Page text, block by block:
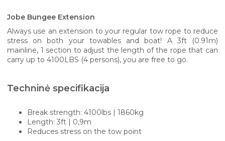
Jobe Bungee Extension
Always use an extension to your regular tow rope to reduce
stress on both your towables and boat! A 3ft (0.91m)
mainline, 1 section to adjust the length of the rope that can
carry up to 4100LBS (4 persons), you are free to go.
Techninė specifikacija
Break strength: 4100lbs | 1860kg
Length: 3ft | 0,9m
Reduces stress on the tow point